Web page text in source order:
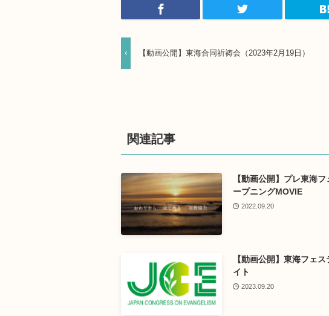
【動画公開】東海合同祈祷会（2023年2月19日）
関連記事
【動画公開】プレ東海
ープニングMOVIE
2022.09.20
【動画公開】東海フェ
イト
2023.09.20